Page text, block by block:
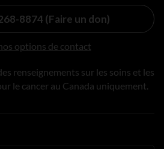
8874 (Faire un don)
options de contact
renseignements sur les soins et les
le cancer au Canada uniquement.